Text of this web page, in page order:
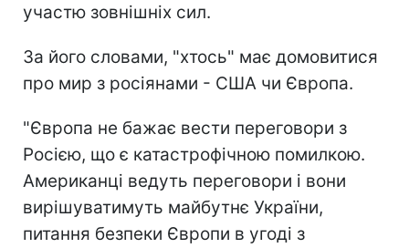
участю зовнішніх сил.
За його словами, "хтось" має домовитися
про мир з росіянами - США чи Європа.
"Європа не бажає вести переговори з
Росією, що є катастрофічною помилкою.
Американці ведуть переговори і вони
вирішуватимуть майбутнє України,
питання безпеки Європи в угоді з